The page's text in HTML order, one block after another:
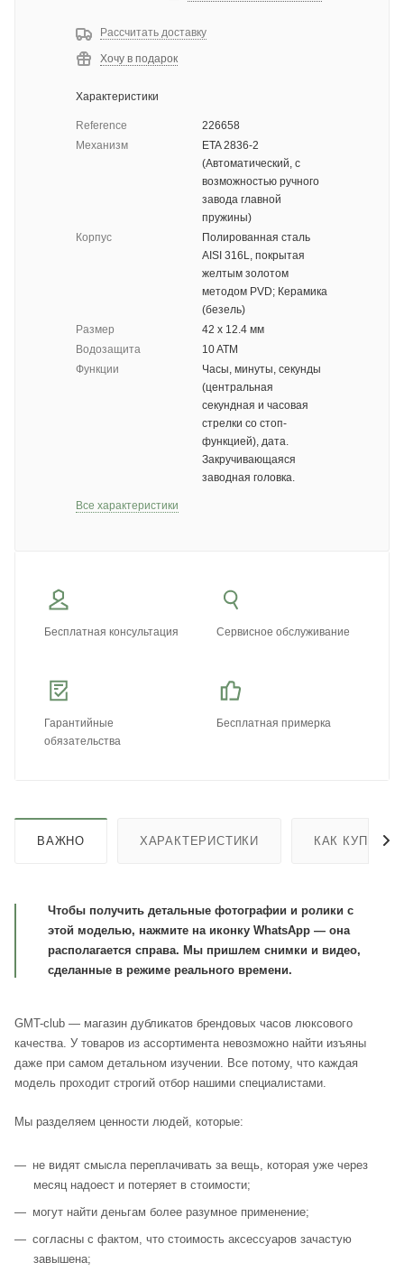
Рассчитать доставку
Хочу в подарок
Характеристики
Reference
226658
Механизм
ETA 2836-2
(Автоматический, с
возможностью ручного
завода главной
пружины)
Корпус
Полированная сталь
AISI 316L, покрытая
желтым золотом
методом PVD; Керамика
(безель)
Размер
42 х 12.4 мм
Водозащита
10 ATM
Функции
Часы, минуты, секунды
(центральная
секундная и часовая
стрелки со стоп-
функцией), дата.
Закручивающаяся
заводная головка.
Все характеристики
Бесплатная консультация Сервисное обслуживание
Гарантийные
обязательства
Бесплатная примерка
ВАЖНО ХАРАКТЕРИСТИКИ КАК КУПИТЬ
Чтобы получить детальные фотографии и ролики с
этой моделью, нажмите на иконку WhatsApp — она
располагается справа. Мы пришлем снимки и видео,
сделанные в режиме реального времени.
GMT-club — магазин дубликатов брендовых часов люксового
качества. У товаров из ассортимента невозможно найти изъяны
даже при самом детальном изучении. Все потому, что каждая
модель проходит строгий отбор нашими специалистами.
Мы разделяем ценности людей, которые:
не видят смысла переплачивать за вещь, которая уже через
месяц надоест и потеряет в стоимости;
могут найти деньгам более разумное применение;
согласны с фактом, что стоимость аксессуаров зачастую
завышена;